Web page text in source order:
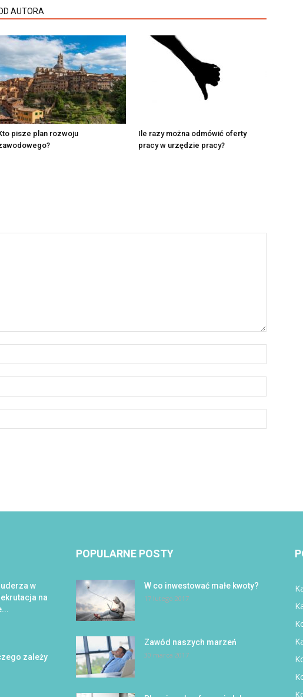
AUTORA
pisze plan rozwoju
Ile razy można odmówić oferty
pracy w urzędzie pracy?
w
na
zależy
POPULARNE POSTY
W co inwestować małe kwoty?
17 lutego 2017
Zawód naszych marzeń
30 marca 2017